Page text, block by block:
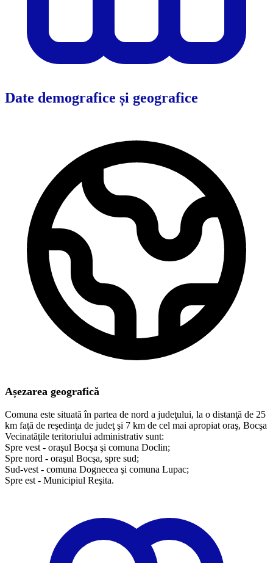
Date demografice și geografice
Așezarea geografică
Comuna este situată în partea de nord a judeţului, la o distanţă de 25
km faţă de reşedinţa de judeţ şi 7 km de cel mai apropiat oraş, Bocşa
Vecinatăţile teritoriului administrativ sunt:
Spre vest - oraşul Bocşa şi comuna Doclin;
Spre nord - oraşul Bocşa, spre sud;
Sud-vest - comuna Dognecea şi comuna Lupac;
Spre est - Municipiul Reşita.